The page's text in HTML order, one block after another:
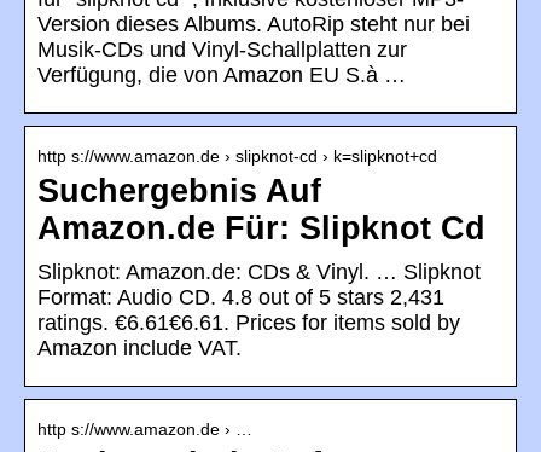
Version dieses Albums. AutoRip steht nur bei
Musik-CDs und Vinyl-Schallplatten zur
Verfügung, die von Amazon EU S.à …
http s://www.amazon.de › slipknot-cd › k=slipknot+cd
Suchergebnis Auf
Amazon.de Für: Slipknot Cd
Slipknot: Amazon.de: CDs & Vinyl. … Slipknot
Format: Audio CD. 4.8 out of 5 stars 2,431
ratings. €6.61€6.61. Prices for items sold by
Amazon include VAT.
http s://www.amazon.de › …